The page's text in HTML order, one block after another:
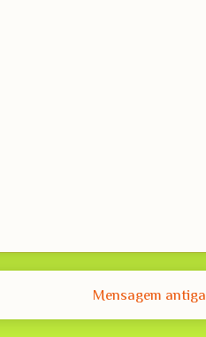
Mensagem antiga